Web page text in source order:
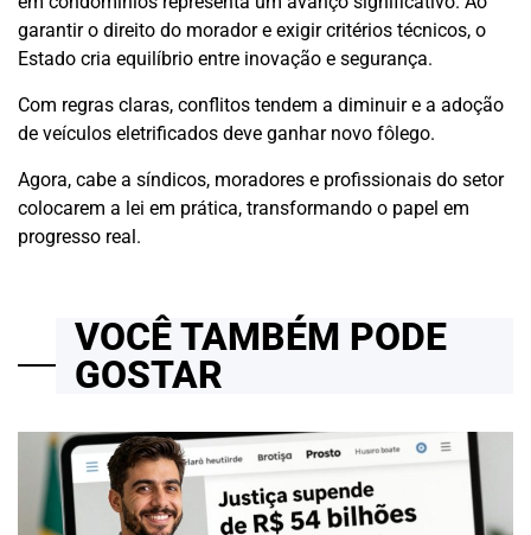
garantir o direito do morador e exigir critérios técnicos, o
Estado cria equilíbrio entre inovação e segurança.
Com regras claras, conflitos tendem a diminuir e a adoção
de veículos eletrificados deve ganhar novo fôlego.
Agora, cabe a síndicos, moradores e profissionais do setor
colocarem a lei em prática, transformando o papel em
progresso real.
VOCÊ TAMBÉM PODE
GOSTAR